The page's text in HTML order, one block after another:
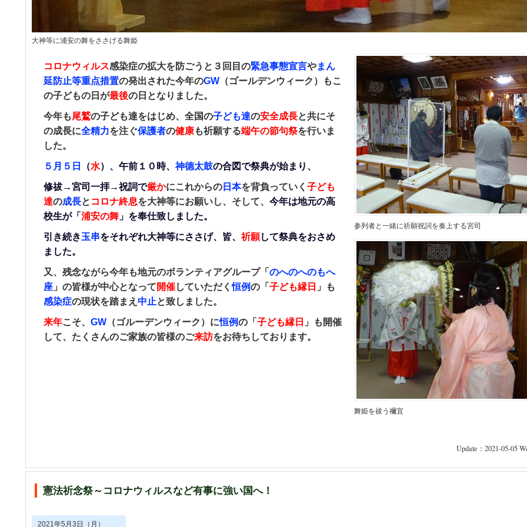
大神等に浦安の舞をささげる舞姫
参列者と一緒に祈願祝詞を奏上する宮司
舞姫を祓う禰宜
コロナウィルス感染症の拡大を防ごうと３回目の緊急事態宣言やまん
延防止等重点措置の発出された今年のGW（ゴールデンウィーク）もこ
の子どもの日が最後の日となりました。
今年も尾鷲の子ども達をはじめ、全国の子ども達の安全成長と共にそ
の成長に全精力を注ぐ保護者の健康も祈願する端午の節句祭を行いま
した。
５月５日 （水）、午前１０時、神德太鼓の合図で祭典が始まり、
修祓→宮司一拝→祝詞で厳かにこれからの日本を背負っていく 子ども
達の成長と コロナ終息を大神等にお願いし、そして、 今年は地元の高
校生が「 浦安の舞」を奉仕致しました。
引き続き玉串をそれぞれ大神等にささげ、皆、 祈願して祭典をおさめ
ました。
又、残念ながら今年も地元のボランティアグループ「 のへのへのもへ
座」の皆様が中心となって開催していただく恒例の「 子ども縁日 」も
感染症の現状を踏まえ 中止と致しました。
来年こそ、 GW（ゴルーデンウィーク）に恒例の「 子ども縁日 」も 開催
して、たくさんのご家族の皆様のご来訪をお待ちしております。
Update：2021-05-05
憲法祈念祭～コロナウィルスなど有事に強い国へ！
2021年5月3日（月）